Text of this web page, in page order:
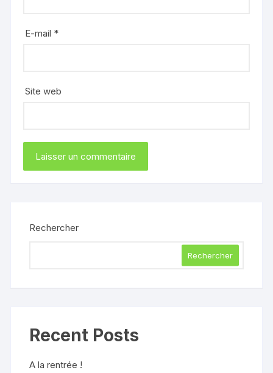
E-mail *
Site web
Rechercher
Rechercher
Recent Posts
A la rentrée !